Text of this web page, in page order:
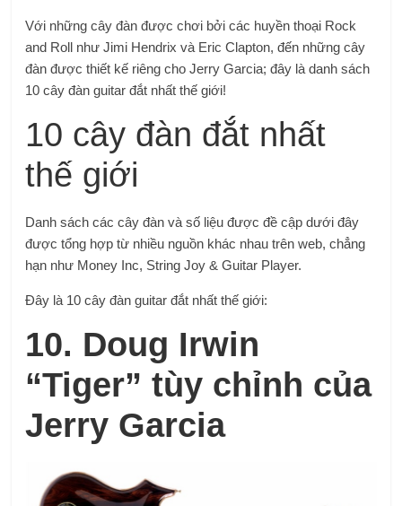
Với những cây đàn được chơi bởi các huyền thoại Rock
and Roll như Jimi Hendrix và Eric Clapton, đến những cây
đàn được thiết kế riêng cho Jerry Garcia; đây là danh sách
10 cây đàn guitar đắt nhất thế giới!
10 cây đàn đắt nhất
thế giới
Danh sách các cây đàn và số liệu được đề cập dưới đây
được tổng hợp từ nhiều nguồn khác nhau trên web, chẳng
hạn như Money Inc, String Joy & Guitar Player.
Đây là 10 cây đàn guitar đắt nhất thế giới:
10. Doug Irwin
“Tiger” tùy chỉnh của
Jerry Garcia